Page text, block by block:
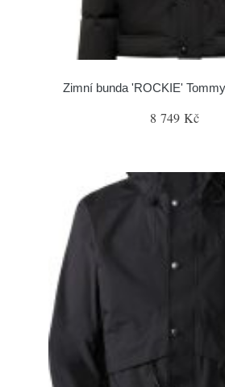
Zimní bunda 'ROCKIE'
8 749 Kč